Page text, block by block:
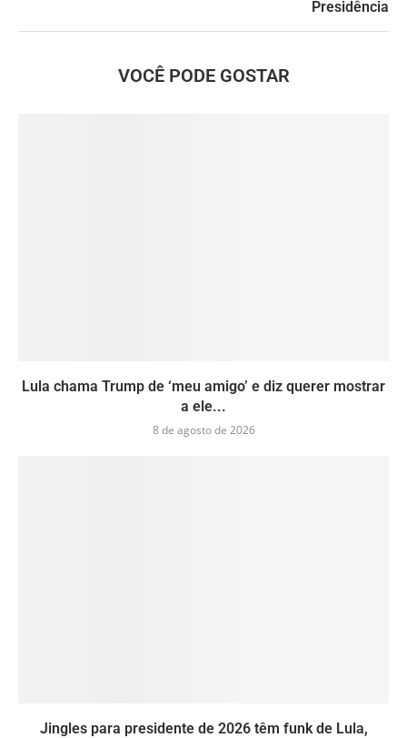
Presidência
VOCÊ PODE GOSTAR
Lula chama Trump de ‘meu amigo’ e diz querer mostrar
a ele...
8 de agosto de 2026
Jingles para presidente de 2026 têm funk de Lula,